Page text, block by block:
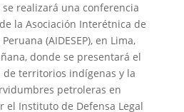
realizará una conferencia
la Asociación Interétnica de
(AIDESEP), en Lima,
donde se presentará el
territorios indígenas y la
petroleras en
el Instituto de Defensa Legal